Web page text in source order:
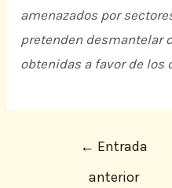
amenazados por
pretenden desmantelar
obtenidas a favor de los
← Entrada
anterior